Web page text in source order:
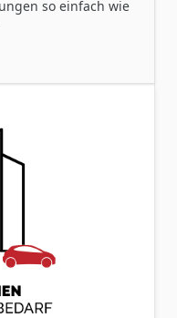
so einfach wie